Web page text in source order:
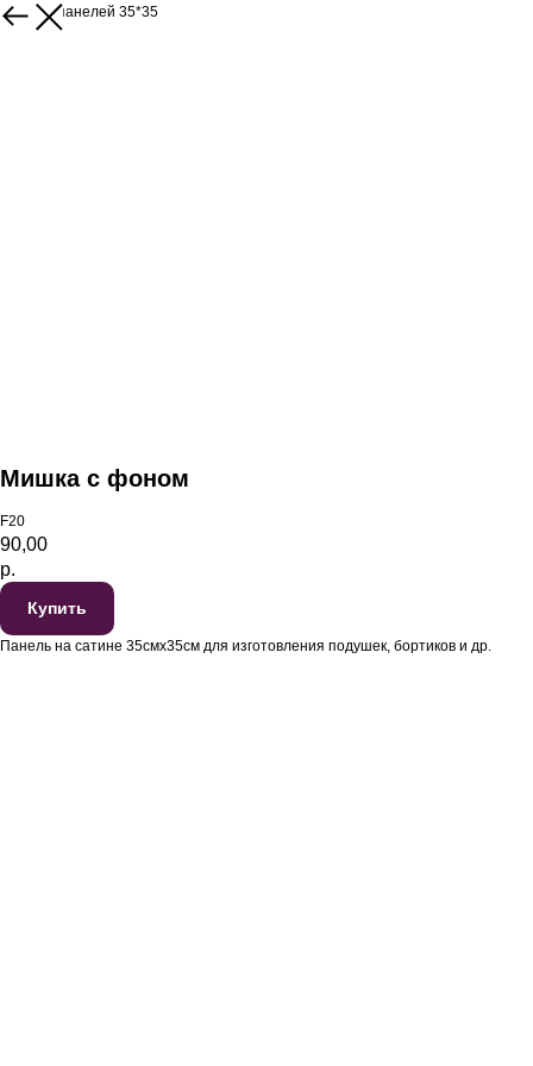
Каталог панелей 35*35
Мишка с фоном
F20
90,00
р.
Купить
Панель на сатине 35смх35см для изготовления подушек, бортиков и др.